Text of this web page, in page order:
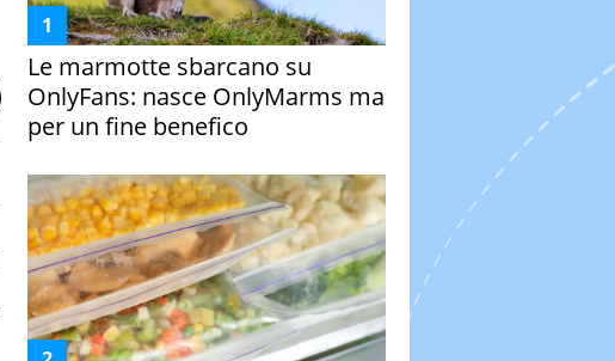
Le marmotte sbarcano su
OnlyFans: nasce OnlyMarms ma
per un fine benefico